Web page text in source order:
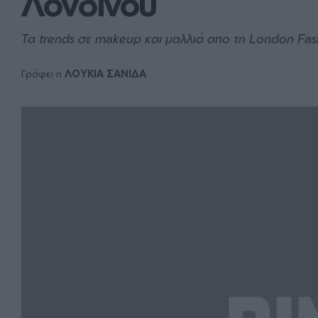
Τα trends σε makeup και μαλλιά απο τη London
Γράφει η ΛΟΥΚΙΑ ΣΑΝΙΔΑ